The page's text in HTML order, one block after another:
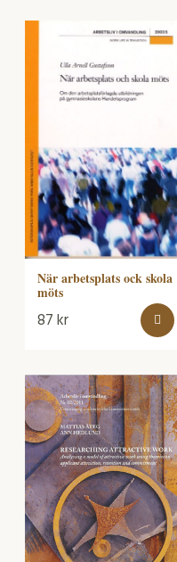
När arbetsplats ock skola
möts
87kr